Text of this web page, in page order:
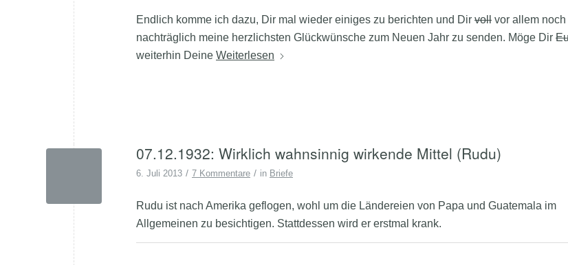
Endlich komme ich dazu, Dir mal wieder einiges zu berichten und Dir voll vor allem noch
nachträglich meine herzlichsten Glückwünsche zum Neuen Jahr zu senden. Möge Dir
weiterhin Deine Weiterlesen
07.12.1932: Wirklich wahnsinnig wirkende Mittel (Rudu)
6. Juli 2013 / 7 Kommentare / in Briefe
Rudu ist nach Amerika geflogen, wohl um die Ländereien von Papa und Guatemala im
Allgemeinen zu besichtigen. Stattdessen wird er erstmal krank.